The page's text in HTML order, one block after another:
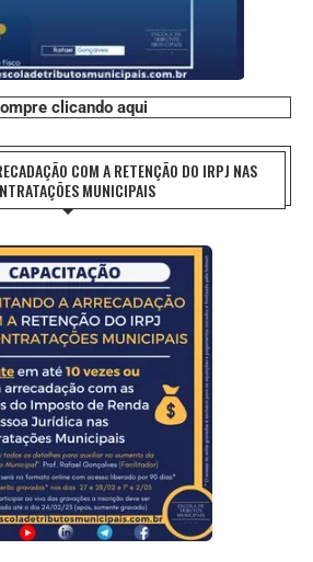
clicando aqui
COM A RETENÇÃO DO IRPJ NAS
MUNICIPAIS